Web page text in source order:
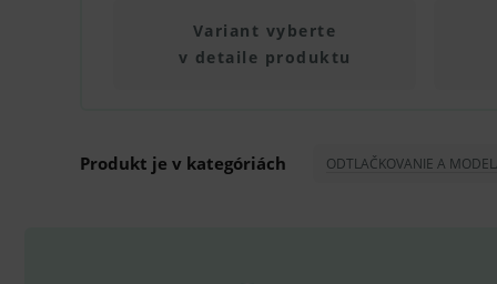
Variant vyberte
v detaile produktu
Produkt je v kategóriách ODTLAČKOVANIE A
_sp_id.ef32
ssupp.vid